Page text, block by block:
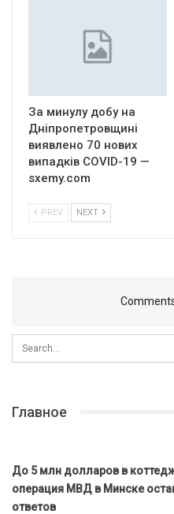
За минулу добу на
Дніпропетровщині
виявлено 70 нових
випадків COVID-19 —
sxemy.com
PREV NEXT
Главное
До 5 млн долларов в
операция МВД в Минске
ответов